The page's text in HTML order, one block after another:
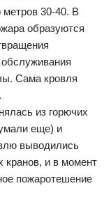
метров 30-40. В
образуются
Сама кровля
из горючих
еще) и
выводились
кранов, и в момент
пожаротешение